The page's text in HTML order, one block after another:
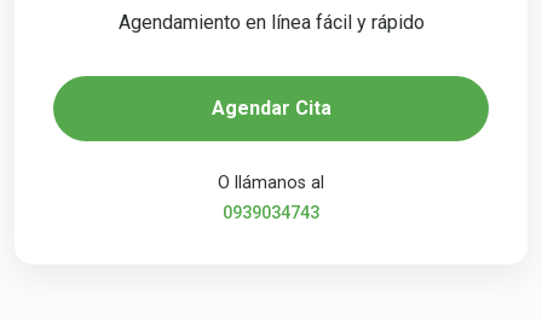
Agendamiento en línea fácil y rápido
Agendar Cita
O llámanos al
0939034743